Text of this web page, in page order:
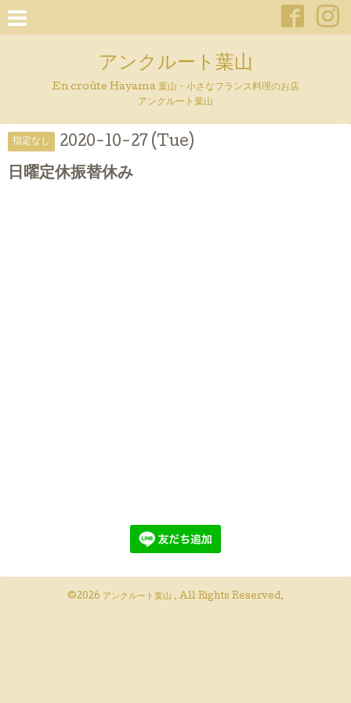
アンクルート葉山
En croûte Hayama 葉山・小さなフランス料理のお店
アンクルート葉山
指定なし 2020-10-27 (Tue)
日曜定休振替休み
©2026 アンクルート葉山 . All Rights Reserved.